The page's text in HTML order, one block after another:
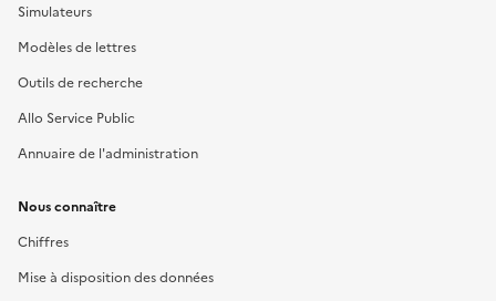
Simulateurs
Modèles de lettres
Outils de recherche
Allo Service Public
Annuaire de l'administration
Nous connaître
Chiffres
Mise à disposition des données